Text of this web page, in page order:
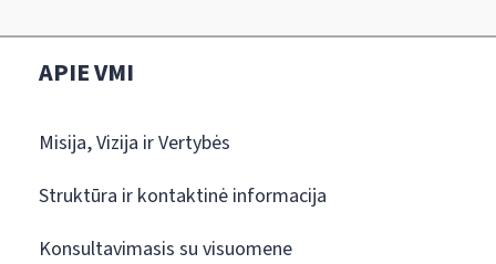
APIE VMI
Misija, Vizija ir Vertybės
Struktūra ir kontaktinė informacija
Konsultavimasis su visuomene